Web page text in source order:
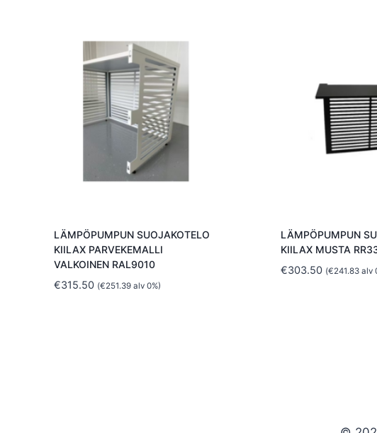
LÄMPÖPUMPUN SUOJAKOTELO
KIILAX PARVEKEMALLI
VALKOINEN RAL9010
€315.50 (€251.39alv 0%)
LÄMPÖPUMPUN
KIILAX MUSTA
€303.50 (€241.83 alv